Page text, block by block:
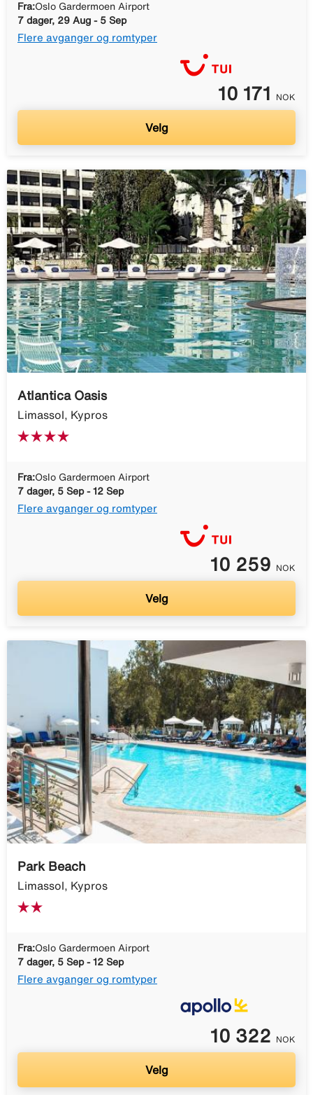
Fra:Oslo Gardermoen Airport
7 dager, 29 Aug - 5 Sep
Flere avganger og romtyper
10 171 NOK
Velg
Atlantica Oasis
Limassol, Kypros
Fra:Oslo Gardermoen Airport
7 dager, 5 Sep - 12 Sep
Flere avganger og romtyper
10 259 NOK
Velg
Park Beach
Limassol, Kypros
Fra:Oslo Gardermoen Airport
7 dager, 5 Sep - 12 Sep
Flere avganger og romtyper
10 322 NOK
Velg